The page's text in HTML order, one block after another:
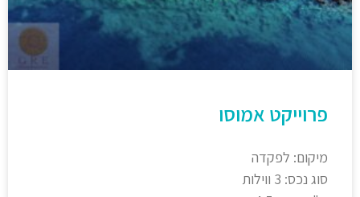
פרוייקט אמוסו
מיקום: לפקדה
סוג נכס: 3 ווילות